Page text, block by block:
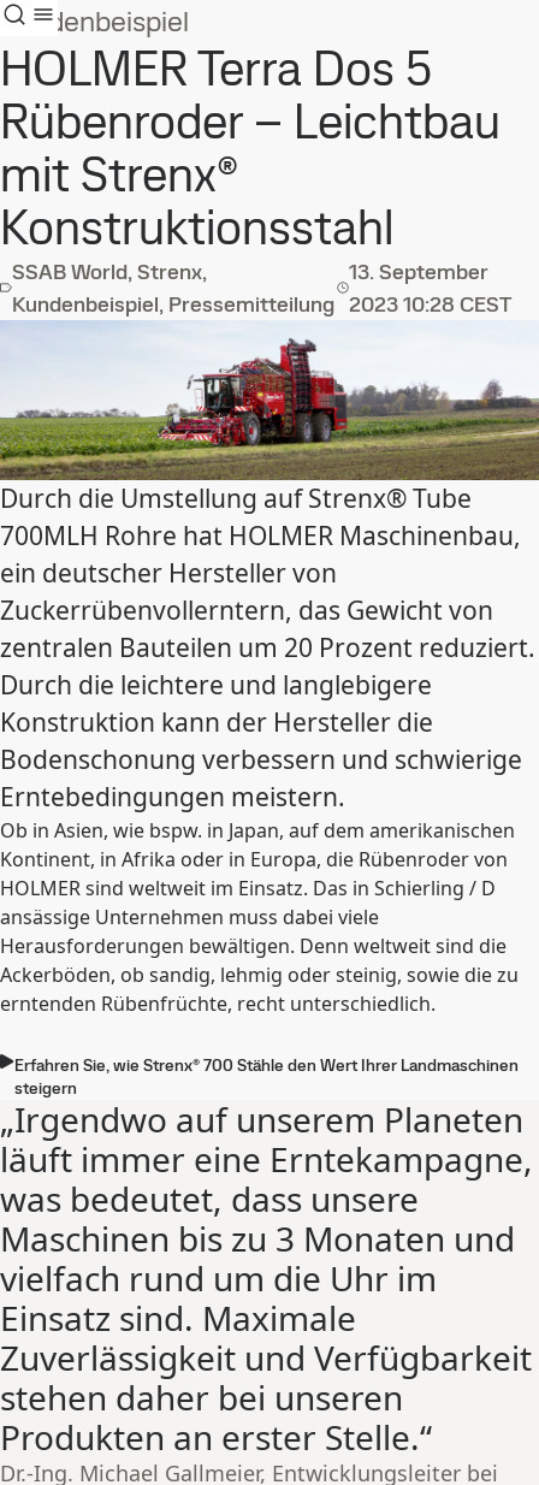
Kundenbeispiel
HOLMER Terra Dos 5
Rübenroder – Leichtbau
mit Strenx®
Konstruktionsstahl
SSAB World, Strenx,
Kundenbeispiel, Pressemitteilung
13. September
202310:28 CEST
Durch die Umstellung auf Strenx® Tube
700MLH Rohre hat HOLMER Maschinenbau,
ein deutscher Hersteller von
Zuckerrübenvollerntern, das Gewicht von
zentralen Bauteilen um 20 Prozent reduziert.
Durch die leichtere und langlebigere
Konstruktion kann der Hersteller die
Bodenschonung verbessern und schwierige
Erntebedingungen meistern.
Ob in Asien, wie bspw. in Japan, auf dem amerikanischen
Kontinent, in Afrika oder in Europa, die Rübenroder von
HOLMER sind weltweit im Einsatz. Das in Schierling / D
ansässige Unternehmen muss dabei viele
Herausforderungen bewältigen. Denn weltweit sind die
Ackerböden, ob sandig, lehmig oder steinig, sowie die zu
erntenden Rübenfrüchte, recht unterschiedlich.
Erfahren Sie, wie Strenx® 700 Stähle den Wert Ihrer Landmaschinen
steigern
„Irgendwo auf unserem Planeten
läuft immer eine Erntekampagne,
was bedeutet, dass unsere
Maschinen bis zu 3 Monaten und
vielfach rund um die Uhr im
Einsatz sind. Maximale
Zuverlässigkeit und Verfügbarkeit
stehen daher bei unseren
Produkten an erster Stelle.“
Dr.-Ing. Michael Gallmeier, Entwicklungsleiter bei